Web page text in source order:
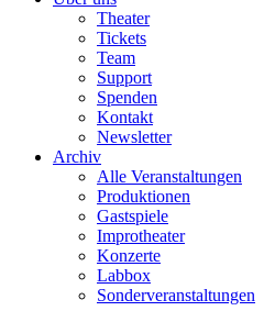
Theater
Tickets
Team
Support
Spenden
Kontakt
Newsletter
Archiv
Alle Veranstaltungen
Produktionen
Gastspiele
Improtheater
Konzerte
Labbox
Sonderveranstaltungen